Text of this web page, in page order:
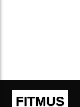
FITMUS